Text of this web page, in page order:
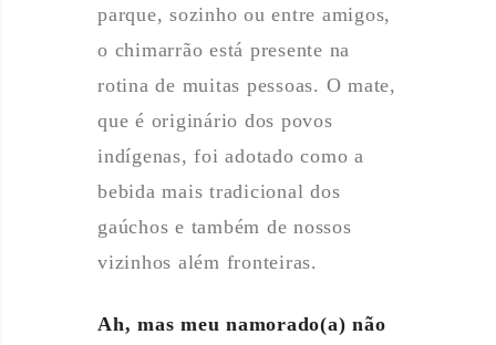
parque, sozinho ou entre amigos,
o chimarrão está presente na
rotina de muitas pessoas. O mate,
que é originário dos povos
indígenas, foi adotado como a
bebida mais tradicional dos
gaúchos e também de nossos
vizinhos além fronteiras.
Ah, mas meu namorado(a) não